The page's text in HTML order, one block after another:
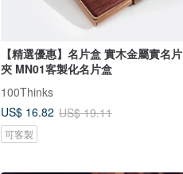
【精選優惠】名片盒 實木金屬實名片
夾 MN01客製化名片盒
100Thinks
US$ 16.82 US$ 19.11
可客製